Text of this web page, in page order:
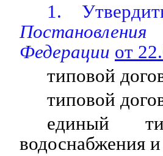
1.
Федерации от
типовой
типовой
единый
водоснабжения